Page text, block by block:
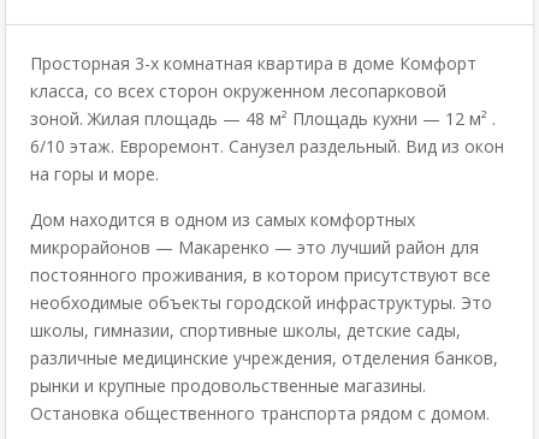
Просторная 3-х комнатная квартира в доме Комфорт
класса, со всех сторон окруженном лесопарковой
зоной. Жилая площадь — 48 м² Площадь кухни — 12 м² .
6/10 этаж. Евроремонт. Санузел раздельный. Вид из окон
на горы и море.
Дом находится в одном из самых комфортных
микрорайонов — Макаренко — это лучший район для
постоянного проживания, в котором присутствуют все
необходимые объекты городской инфраструктуры. Это
школы, гимназии, спортивные школы, детские сады,
различные медицинские учреждения, отделения банков,
рынки и крупные продовольственные магазины.
Остановка общественного транспорта рядом с домом.